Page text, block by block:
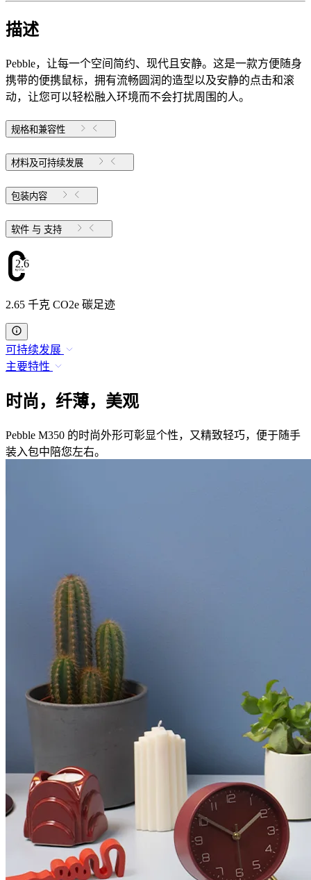
描述
Pebble，让每一个空间简约、现代且安静。这是一款方便随身
携带的便携鼠标，拥有流畅圆润的造型以及安静的点击和滚
动，让您可以轻松融入环境而不会打扰周围的人。
规格和兼容性
材料及可持续发展
包装内容
软件 与 支持
2.65
2.65 千克 CO2e 碳足迹
可持续发展
主要特性
时尚，纤薄，美观
Pebble M350 的时尚外形可彰显个性，又精致轻巧，便于随手
装入包中陪您左右。